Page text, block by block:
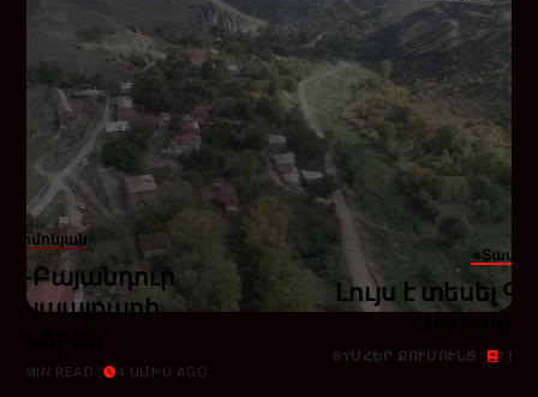
Սիմոնյան
Բայանդուր
1 MIN READ 4 ԱՄԻՍ AGO
Լույս է տեսել
BYՄՀԵՐ ՔՈՒՄՈՒՆՑ 1